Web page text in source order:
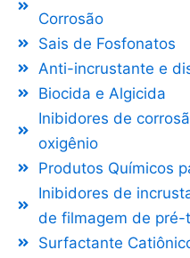
Corrosão
Sais de Fosfonatos
Anti-incrustante e
Biocida e Algicida
Inibidores de
oxigênio
Produtos Químicos
Inibidores de
de filmagem de
Surfactante